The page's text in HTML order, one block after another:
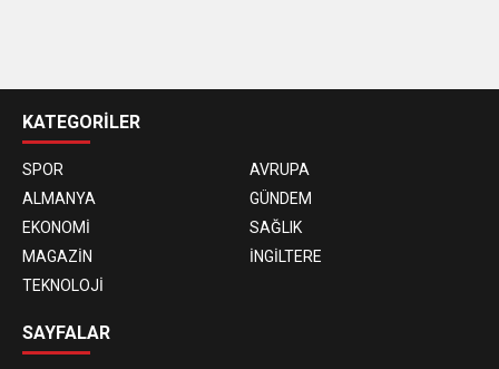
siteleri
KATEGORİLER
SPOR
AVRUPA
ALMANYA
GÜNDEM
EKONOMİ
SAĞLIK
MAGAZİN
İNGİLTERE
TEKNOLOJİ
SAYFALAR